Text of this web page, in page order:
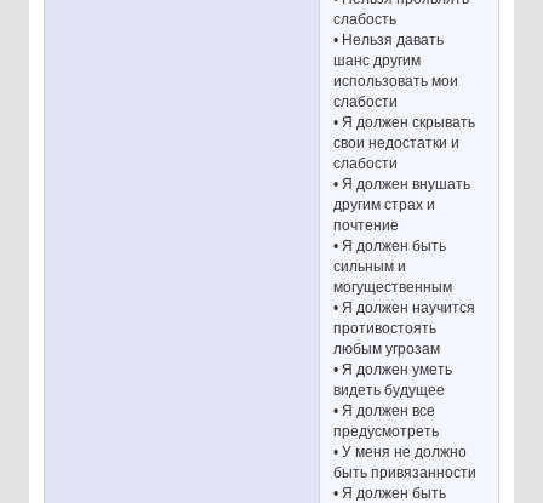
слабость
• Нельзя давать
шанс другим
использовать мои
слабости
• Я должен скрывать
свои недостатки и
слабости
• Я должен внушать
другим страх и
почтение
• Я должен быть
сильным и
могущественным
• Я должен научится
противостоять
любым угрозам
• Я должен уметь
видеть будущее
• Я должен все
предусмотреть
• У меня не должно
быть привязанности
• Я должен быть